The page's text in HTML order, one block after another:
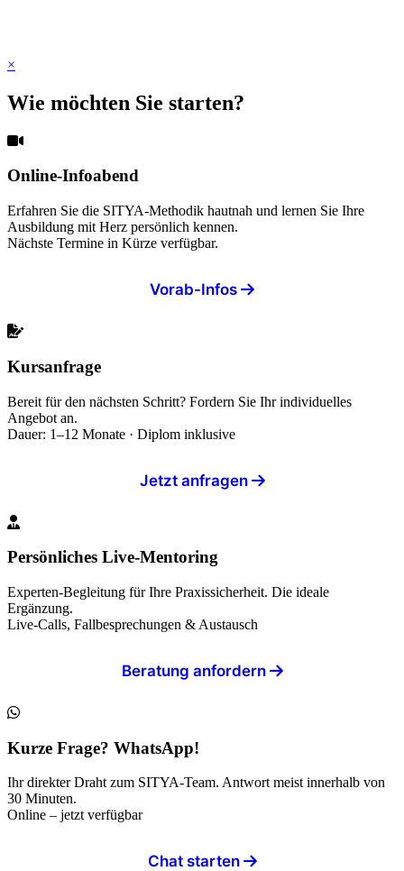
×
Wie möchten Sie starten?
Online-Infoabend
Erfahren Sie die SITYA-Methodik hautnah und lernen Sie Ihre
Ausbildung mit Herz persönlich kennen.
Nächste Termine in Kürze verfügbar.
Vorab-Infos
Kursanfrage
Bereit für den nächsten Schritt? Fordern Sie Ihr individuelles
Angebot an.
Dauer: 1–12 Monate · Diplom inklusive
Jetzt anfragen
Persönliches Live-Mentoring
Experten-Begleitung für Ihre Praxissicherheit. Die ideale
Ergänzung.
Live-Calls, Fallbesprechungen & Austausch
Beratung anfordern
Kurze Frage? WhatsApp!
Ihr direkter Draht zum SITYA-Team. Antwort meist innerhalb von
30 Minuten.
Online – jetzt verfügbar
Chat starten